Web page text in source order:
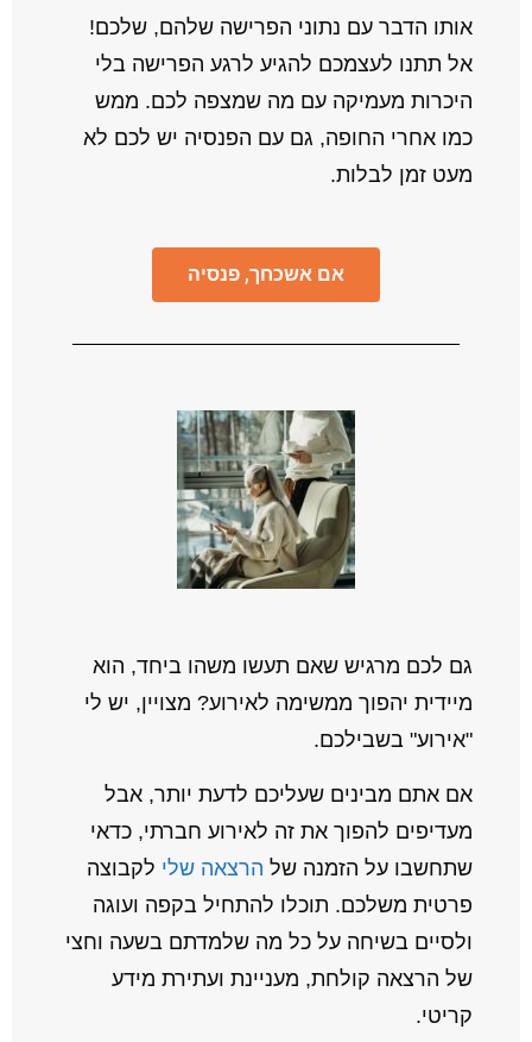
אותו הדבר עם נתוני הפרישה שלהם, שלכם!
אל תתנו לעצמכם להגיע לרגע הפרישה בלי
היכרות מעמיקה עם מה שמצפה לכם. ממש
כמו אחרי החופה, גם עם הפנסיה יש לכם לא
מעט זמן לבלות.
אם אשכחך, פנסיה
גם לכם מרגיש שאם תעשו משהו ביחד, הוא
מיידית יהפוך ממשימה לאירוע? מצויין, יש לי
"אירוע" בשבילכם.
אם אתם מבינים שעליכם לדעת יותר, אבל
מעדיפים להפוך את זה לאירוע חברתי, כדאי
שתחשבו על הזמנה של הרצאה שלי לקבוצה
פרטית משלכם. תוכלו להתחיל בקפה ועוגה
ולסיים בשיחה על כל מה שלמדתם בשעה וחצי
של הרצאה קולחת, מעניינת ועתירת מידע
קריטי.